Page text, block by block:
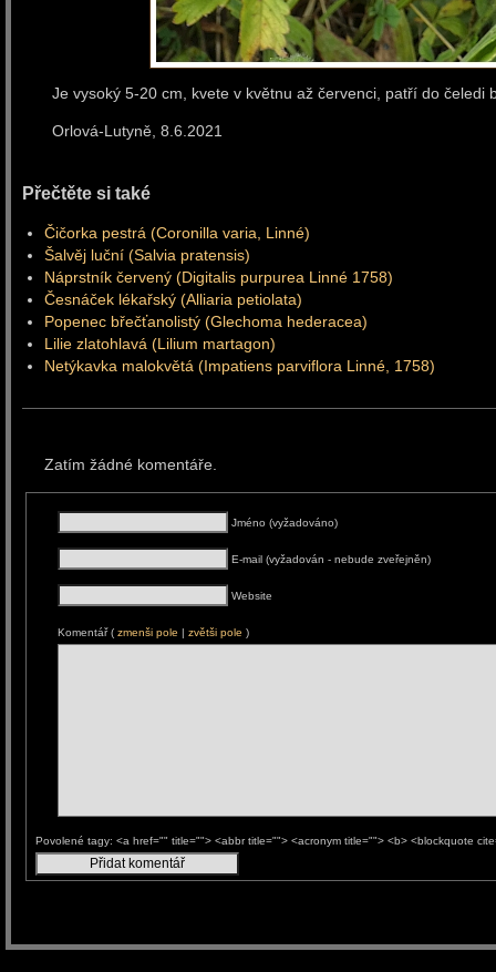
Je vysoký 5-20 cm, kvete v květnu až červenci, patří do čeledi
Orlová-Lutyně,
Přečtěte si také
Čičorka pestrá (Coronilla varia, Linné)
Šalvěj luční (Salvia pratensis)
Náprstník červený (Digitalis purpurea Linné 1758)
Česnáček lékařský (Alliaria petiolata)
Popenec břečťanolistý (Glechoma hederacea)
Lilie zlatohlavá (Lilium martagon)
Netýkavka malokvětá (Impatiens parviflora Linné, 1758)
Zatím žádné komentáře.
Jméno (vyžadováno)
E-mail (vyžadován - nebude zveřejněn)
Website
Komentář ( zmenši pole | zvětši pole )
Povolené tagy: <a href="" title=""> <abbr title=""> <acronym title=""> <b> <blockquote